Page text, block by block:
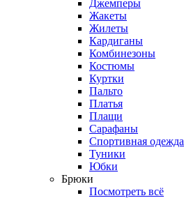
Джемперы
Жакеты
Жилеты
Кардиганы
Комбинезоны
Костюмы
Куртки
Пальто
Платья
Плащи
Сарафаны
Спортивная одежда
Туники
Юбки
Брюки
Посмотреть всё